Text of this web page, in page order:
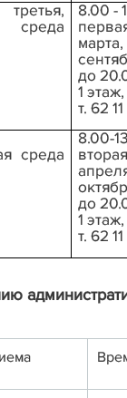
8.00 -
до
1
т. 62
среда
8.00-
до
1
т. 62